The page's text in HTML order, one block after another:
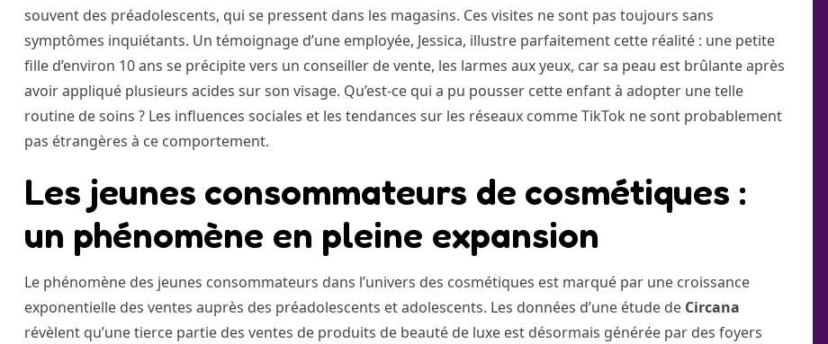
souvent des préadolescents, qui se pressent dans les magasins. Ces visites ne sont pas toujours sans
symptômes inquiétants. Un témoignage d’une employée, Jessica, illustre parfaitement cette réalité : une petite
fille d’environ 10 ans se précipite vers un conseiller de vente, les larmes aux yeux, car sa peau est brûlante après
avoir appliqué plusieurs acides sur son visage. Qu’est-ce qui a pu pousser cette enfant à adopter une telle
routine de soins ? Les influences sociales et les tendances sur les réseaux comme TikTok ne sont probablement
pas étrangères à ce comportement.
Les jeunes consommateurs de cosmétiques :
un phénomène en pleine expansion
Le phénomène des jeunes consommateurs dans l’univers des cosmétiques est marqué par une croissance
exponentielle des ventes auprès des préadolescents et adolescents. Les données d’une étude de Circana
révèlent qu’une tierce partie des ventes de produits de beauté de luxe est désormais générée par des foyers